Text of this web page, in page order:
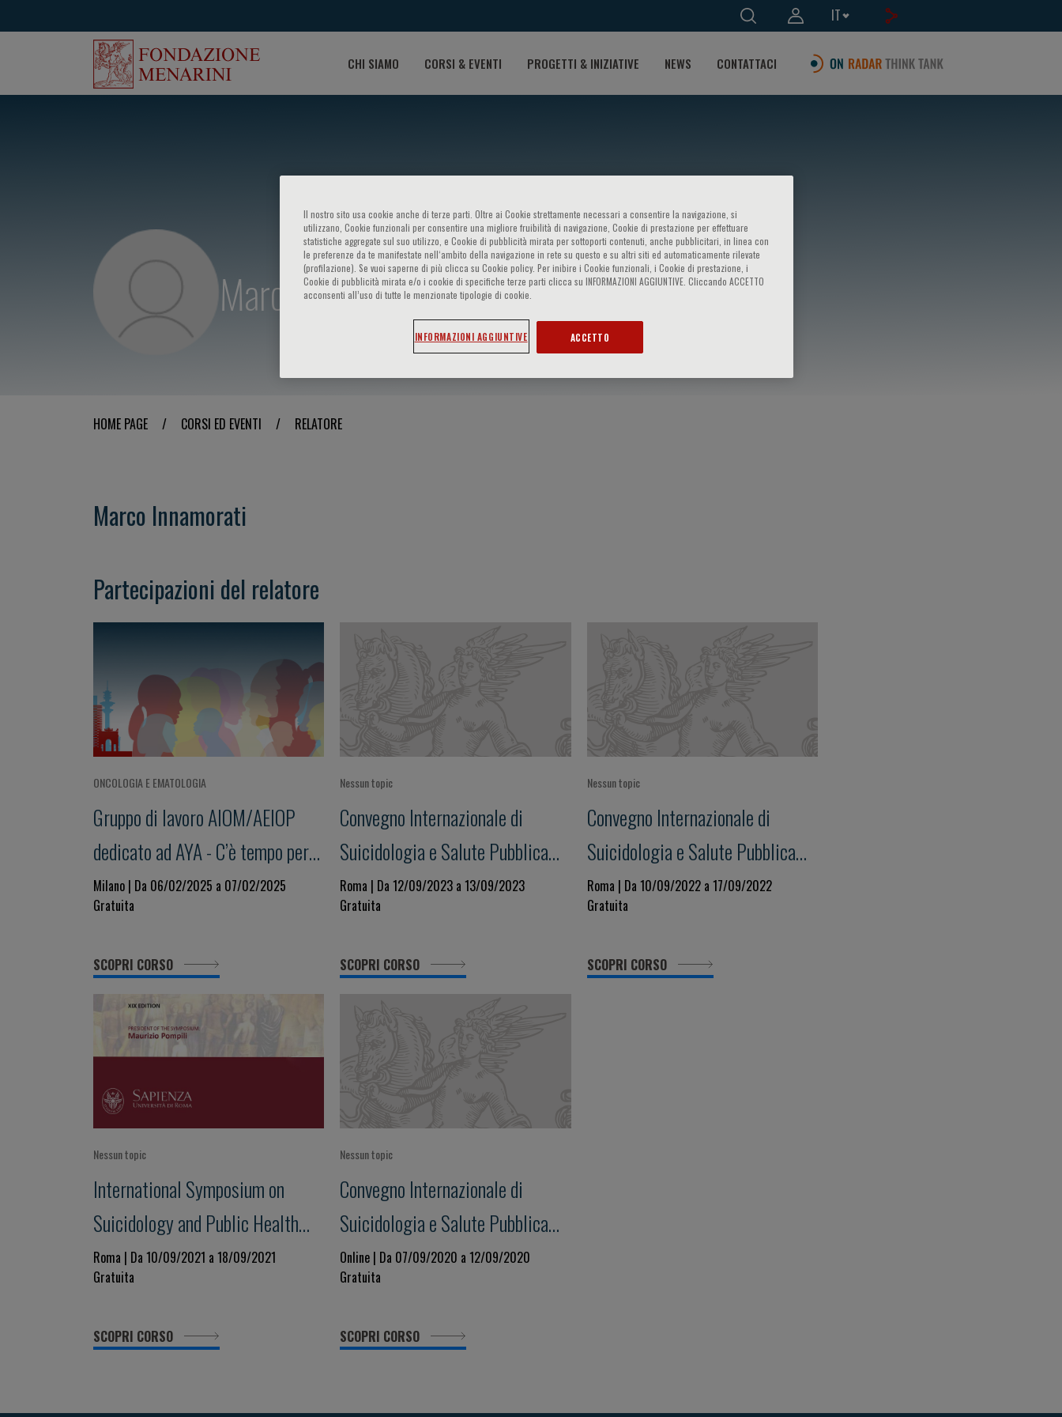
IT
CHI SIAMO CORSI & EVENTI PROGETTI & INIZIATIVE NEWS CONTATTACI
Marco Innamorati
HOME PAGE / CORSI ED EVENTI / RELATORE
Marco Innamorati
Partecipazioni del relatore
ONCOLOGIA E EMATOLOGIA
Gruppo di lavoro AIOM/AEIOP
dedicato ad AYA - C’è tempo per…
la cura
Milano | Da 06/02/2025 a 07/02/2025
Gratuita
SCOPRI CORSO
Nessun topic
Convegno Internazionale di
Suicidologia e Salute Pubblica
XXI EDIZIONE
Roma | Da 12/09/2023 a 13/09/2023
Gratuita
SCOPRI CORSO
Nessun topic
Convegno Internazionale di
Suicidologia e Salute Pubblica
XX EDIZIONE
Roma | Da 10/09/2022 a 17/09/2022
Gratuita
SCOPRI CORSO
Nessun topic
International Symposium on
Suicidology and Public Health
XIX edition
Roma | Da 10/09/2021 a 18/09/2021
Gratuita
SCOPRI CORSO
Nessun topic
Convegno Internazionale di
Suicidologia e Salute Pubblica
XVIII Edizione
Online | Da 07/09/2020 a 12/09/2020
Gratuita
SCOPRI CORSO
Il nostro sito usa cookie anche di terze parti. Oltre ai Cookie strettamente necessari a consentire la navigazione, si
utilizzano, Cookie funzionali per consentire una migliore fruibilità di navigazione, Cookie di prestazione per effettuare
statistiche aggregate sul suo utilizzo, e Cookie di pubblicità mirata per sottoporti contenuti, anche pubblicitari, in linea con
le preferenze da te manifestate nell‘ambito della navigazione in rete su questo e su altri siti ed automaticamente rilevate
(profilazione). Se vuoi saperne di più clicca su Cookie policy. Per inibire i Cookie funzionali, i Cookie di prestazione, i
Cookie di pubblicità mirata e/o i cookie di specifiche terze parti clicca su INFORMAZIONI AGGIUNTIVE. Cliccando ACCETTO
acconsenti all’uso di tutte le menzionate tipologie di cookie.
INFORMAZIONI AGGIUNTIVE ACCETTO